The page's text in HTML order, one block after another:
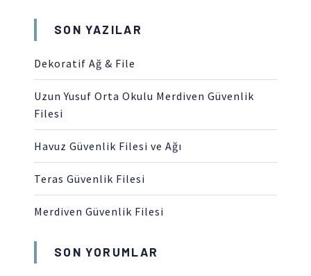
SON YAZILAR
Dekoratif Ağ & File
Uzun Yusuf Orta Okulu Merdiven Güvenlik
Filesi
Havuz Güvenlik Filesi ve Ağı
Teras Güvenlik Filesi
Merdiven Güvenlik Filesi
SON YORUMLAR